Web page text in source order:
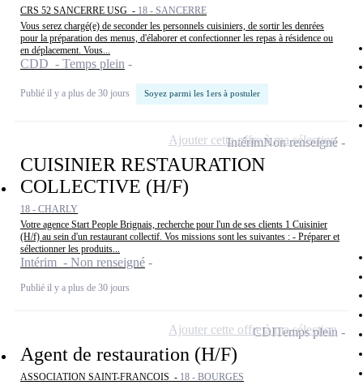
CRS 52 SANCERRE USG - 18 - SANCERRE
Vous serez chargé(e) de seconder les personnels cuisiniers, de sortir les denrées
pour la préparation des menus, d'élaborer et confectionner les repas à résidence ou
en déplacement. Vous...
CDD - Temps plein
Publié il y a plus de 30 jours Soyez parmi les 1ers à postuler
CUISINIER RESTAURATION
COLLECTIVE (H/F)
18 - CHARLY
Votre agence Start People Brignais, recherche pour l'un de ses clients 1 Cuisinier
(H/f) au sein d'un restaurant collectif. Vos missions sont les suivantes : - Préparer et
sélectionner les produits...
Intérim - Non renseigné
Publié il y a plus de 30 jours
IntérimNon renseigné
Ajouter cette offre à ma sélection
Agent de restauration (H/F)
ASSOCIATION SAINT-FRANCOIS - 18 - BOURGES
CDITemps plein
Ajouter cette offre à ma sélection